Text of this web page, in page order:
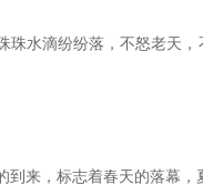
珠水滴纷纷落，不怒老天
来，标志着春天的落幕，